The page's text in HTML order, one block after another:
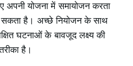
अपनी योजना में समायोजन करता
सकता है। अच्छे नियोजन के साथ
घटनाओं के बावजूद लक्ष्य की
है।